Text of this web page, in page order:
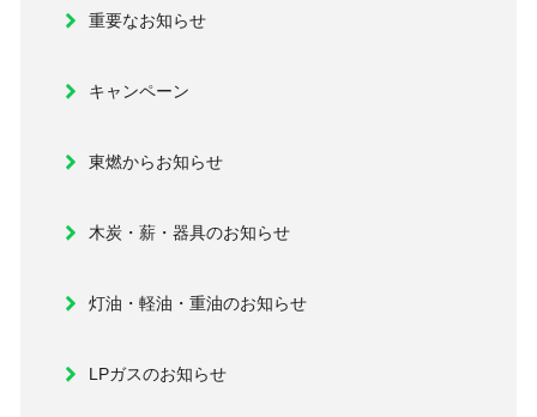
重要なお知らせ
キャンペーン
東燃からお知らせ
木炭・薪・器具のお知らせ
灯油・軽油・重油のお知らせ
LPガスのお知らせ